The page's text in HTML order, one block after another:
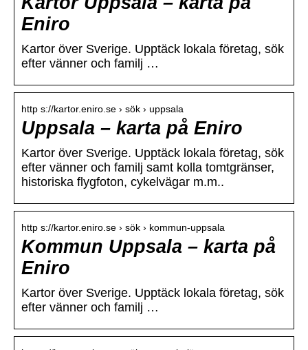
Eniro
Kartor över Sverige. Upptäck lokala företag, sök
efter vänner och familj …
http s://kartor.eniro.se › sök › uppsala
Uppsala – karta på Eniro
Kartor över Sverige. Upptäck lokala företag, sök
efter vänner och familj samt kolla tomtgränser,
historiska flygfoton, cykelvägar m.m..
http s://kartor.eniro.se › sök › kommun-uppsala
Kommun Uppsala – karta på
Eniro
Kartor över Sverige. Upptäck lokala företag, sök
efter vänner och familj …